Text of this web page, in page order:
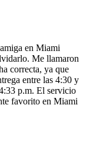
en Miami
Me llamaron
correcta, ya que
entre las 4:30 y
p.m. El servicio
favorito en Miami